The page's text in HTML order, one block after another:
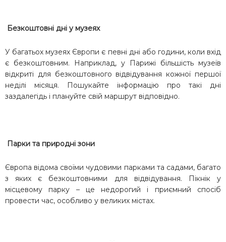
Безкоштовні дні у музеях
У багатьох музеях Європи є певні дні або години, коли вхід
є безкоштовним. Наприклад, у Парижі більшість музеїв
відкриті для безкоштовного відвідування кожної першої
неділі місяця. Пошукайте інформацію про такі дні
заздалегідь і плануйте свій маршрут відповідно.
Парки та природні зони
Європа відома своїми чудовими парками та садами, багато
з яких є безкоштовними для відвідування. Пікнік у
місцевому парку – це недорогий і приємний спосіб
провести час, особливо у великих містах.